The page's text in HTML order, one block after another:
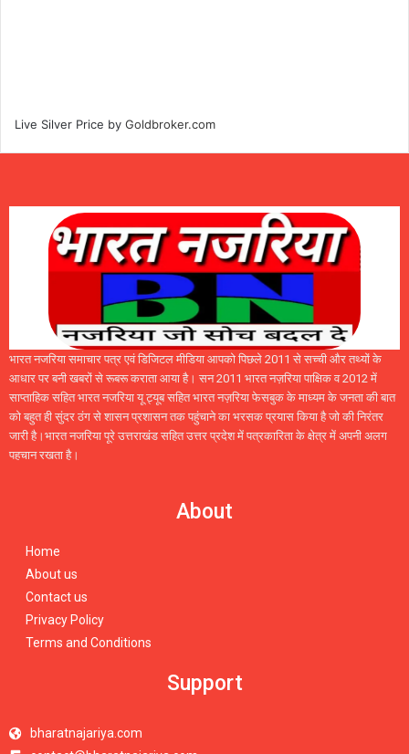
Live Silver Price by Goldbroker.com
भारत नजरिया समाचार पत्र एवं डिजिटल मीडिया आपको पिछले 2011 से सच्ची और तथ्यों के
आधार पर बनी खबरों से रूबरू कराता आया है। सन 2011 भारत नज़रिया पाक्षिक व 2012 में
साप्ताहिक सहित भारत नजरिया यू ट्यूब सहित भारत नज़रिया फेसबुक के माध्यम के जनता की बात
को बहुत ही सुंदर ठंग से शासन प्रशासन तक पहुंचाने का भरसक प्रयास किया है जो की निरंतर
जारी है।भारत नजरिया पूरे उत्तराखंड सहित उत्तर प्रदेश में पत्रकारिता के क्षेत्र में अपनी अलग
पहचान रखता है।
About
Home
About us
Contact us
Privacy Policy
Terms and Conditions
Support
bharatnajariya.com